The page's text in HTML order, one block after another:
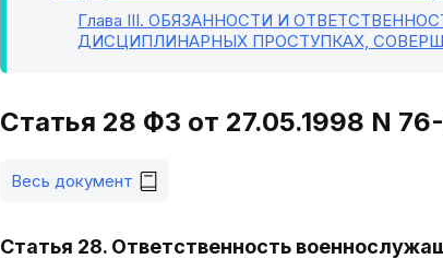
Глава III. ОБЯЗАННОСТИ И
ДИСЦИПЛИНАРНЫХ ПРОСТУПКАХ,
Статья 28 ФЗ от 27.05.1998 N
Весь документ
Статья 28. Ответственность